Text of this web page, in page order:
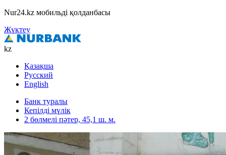
Nur24.kz мобильді қолданбасы
Жүктеу
kz
Қазақша
Русский
English
Банк туралы
Кепілді мүлік
2 бөлмелі пәтер, 45,1 ш. м.